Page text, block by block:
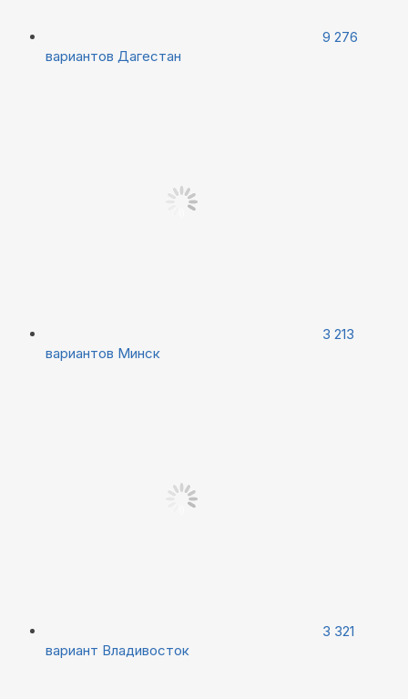
9 276
вариантов Дагестан
3 213
вариантов Минск
3 321
вариант Владивосток